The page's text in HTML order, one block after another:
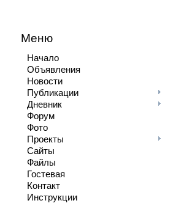
Меню
Начало
Объявления
Новости
Публикации
Дневник
Форум
Фото
Проекты
Сайты
Файлы
Гостевая
Контакт
Инструкции